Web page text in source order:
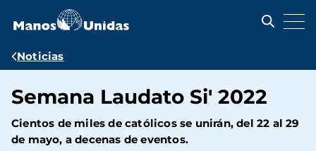
contenido
Ruta
navegación
Noticias
Semana Laudato Si' 2022
Cientos de miles de católicos se unirán, del 22 al 29
de mayo, a decenas de eventos.